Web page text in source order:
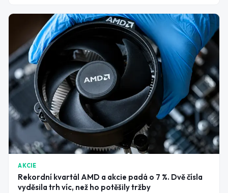
AKCIE
Rekordní kvartál AMD a akcie padá o 7 %. Dvě čísla
vyděsila trh víc, než ho potěšily tržby